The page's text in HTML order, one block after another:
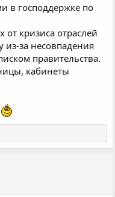
в господдержке по
кризиса отраслей
из-за несовпадения
правительства.
кабинеты